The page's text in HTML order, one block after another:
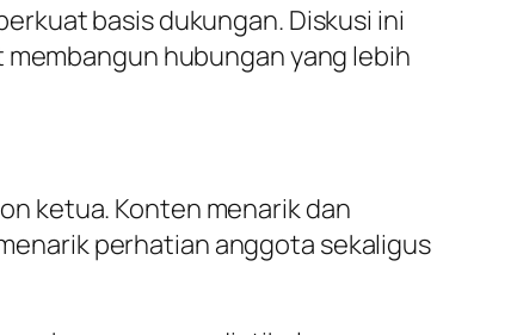
basis dukungan. Diskusi ini
hubungan yang lebih
ketua. Konten menarik dan
perhatian anggota sekaligus